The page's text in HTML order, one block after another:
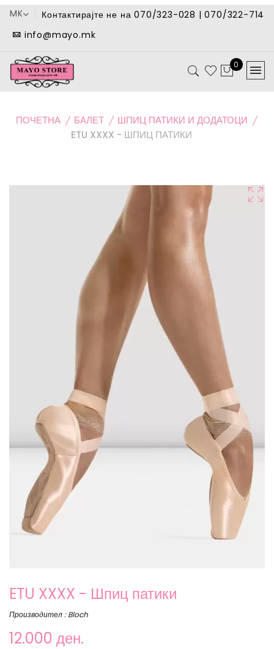
MK
Контактирајте не на 070/323-028 | 070/322-714
info@mayo.mk
0
ПОЧЕТНА БАЛЕТ
ШПИЦ ПАТИКИ И ДОДАТОЦИ
ETU XXXX - ШПИЦ ПАТИКИ
ETU XXXX - Шпиц патики
Производител : Bloch
12.000 ден.